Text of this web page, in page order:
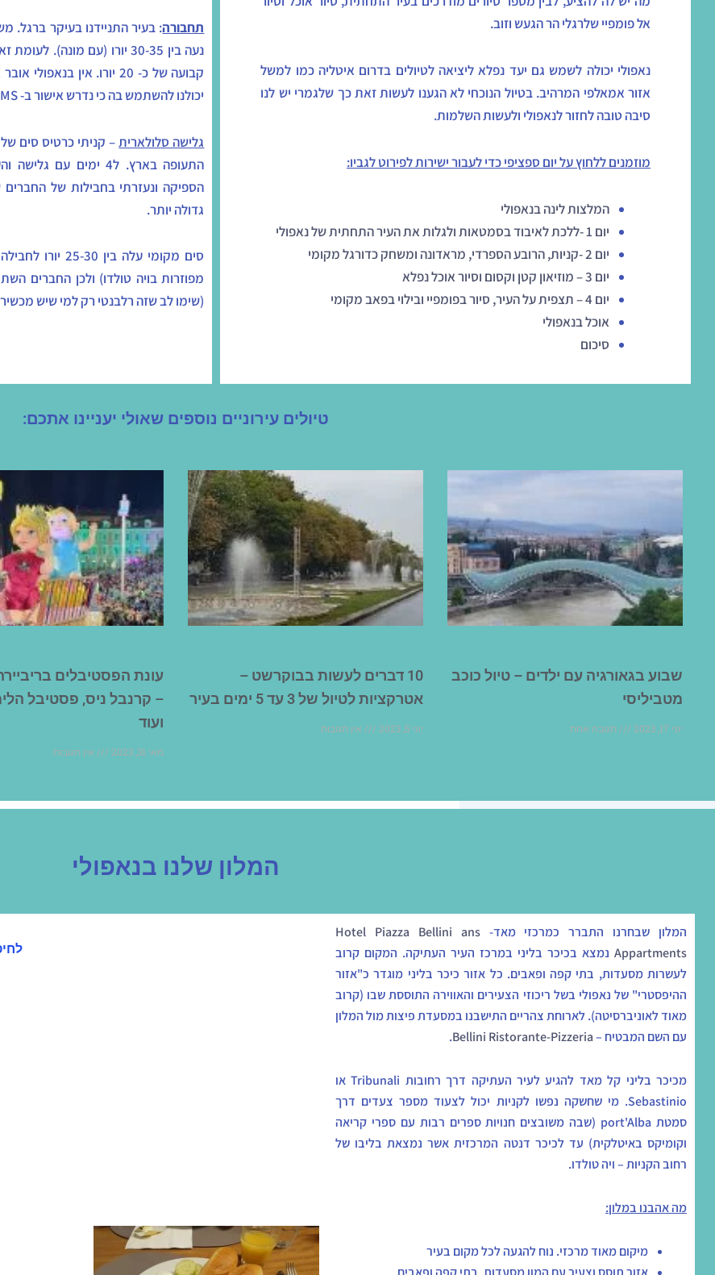
אל פומפיי שלרגלי הר הגעש וזוב.
נאפולי יכולה לשמש גם יעד נפלא ליציאה לטיולים בדרום איטליה כמו למשל
אזור אמאלפי המרהיב. בטיול הנוכחי לא הגענו לעשות זאת כך שלגמרי יש לנו
סיבה טובה לחזור לנאפולי ולעשות השלמות.
מוזמנים ללחוץ על יום ספציפי כדי לעבור ישירות לפירוט לגביו:
המלצות לינה בנאפולי
יום 1 -ללכת לאיבוד בסמטאות ולגלות את העיר התחתית של נאפולי
יום 2 -קניות, הרובע הספרדי, מראדונה ומשחק כדורגל מקומי
יום 3 – מוזיאון קטן וקסום וסיור אוכל נפלא
יום 4 – תצפית על העיר, סיור בפומפיי ובילוי בפאב מקומי
אוכל בנאפולי
סיכום
תחבורה: בעיר התניידנו בעיקר ברגל.
נעה בין 30-35 יורו (עם
קבועה של כ- 20 יורו. אין
יכולנו להשתמש בה כי נדרש אישור ב- SMS והייתי עם חבילת גלישה בלבד).
גלישה סלולארית
התעופה בארץ. ל4 ימים
הספיקה ונעזרתי בחבילות של
גדולה יותר.
סים מקומי עלה
מפוזרות בויה טולדו) ולכן החברים
(שימו לב שזה רלבנטי רק למי שיש
טיולים עירוניים נוספים שאולי יעניינו אתכם:
שבוע בגאורגיה עם ילדים – טיול כוכב
מטביליסי
יוני 17, 2023 תגובה אחת
10 דברים לעשות בבוקרשט –
אטרקציות לטיול של 3 עד 5 ימים בעיר
יוני 5, 2023 אין תגובות
עונת הפסטיבלים
– קרנבל ניס, פסטיבל
ועוד
מאי 31, 2023 אין תגובות
המלון שלנו בנאפולי
המלון שבחרנו התברר כמרכזי מאד- Hotel Piazza Bellini ans
Appartments נמצא בכיכר בליני במרכז העיר העתיקה. המקום קרוב
לעשרות מסעדות, בתי קפה ופאבים. כל אזור כיכר בליני מוגדר כ"אזור
ההיפסטרי" של נאפולי בשל ריכוזי הצעירים והאווירה התוססת שבו (קרוב
מאוד לאוניברסיטה). לארוחת צהריים התישבנו במסעדת פיצות מול המלון
עם השם המבטיח –Bellini Ristorante-Pizzeria
מכיכר בליני קל מאד להגיע לעיר העתיקה דרך רחובות Tribunali או
Sebastinio. מי שחשקה נפשו לקניות יכול לצעוד מספר צעדים דרך
סמטת port'Alba (שבה משובצים חנויות ספרים רבות עם ספרי קריאה
וקומיקס באיטלקית) עד לכיכר דנטה המרכזית אשר נמצאת בליבו של
רחוב הקניות – ויה טולדו.
מה אהבנו במלון:
מיקום מאוד מרכזי. נוח להגעה לכל מקום בעיר